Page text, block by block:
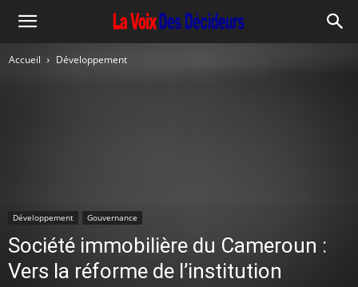
Accueil Développement
Développement Gouvernance
Société immobilière du Cameroun :
Vers la réforme de l’institution